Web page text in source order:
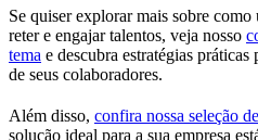
Se quiser explorar mais sobre
reter e engajar talentos, veja nosso
tema e descubra estratégias
de seus colaboradores.
Além disso, confira nossa seleção
solução ideal para a sua empresa